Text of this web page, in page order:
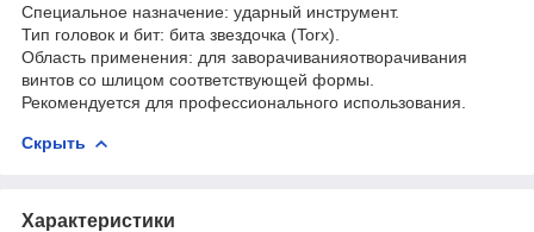
Специальное назначение: ударный инструмент.
Тип головок и бит: бита звездочка (Torx).
Область применения: для заворачиванияотворачивания
винтов со шлицом соответствующей формы.
Рекомендуется для профессионального использования.
Скрыть
Характеристики